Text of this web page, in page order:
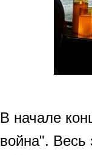
В начале
война". Весь